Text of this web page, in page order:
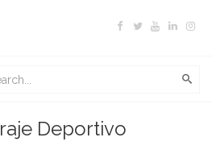
Deportivo